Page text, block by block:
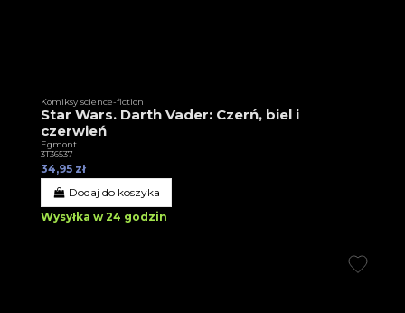
Komiksy science-fiction
Star Wars. Darth Vader: Czerń, biel i
czerwień
Egmont
3T36537
34,95 zł
Dodaj do koszyka
Wysyłka w 24 godzin